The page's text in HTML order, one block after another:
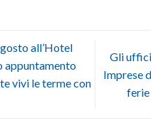
all’Hotel
appuntamento
vivi le terme con
Gli
Imprese
ferie